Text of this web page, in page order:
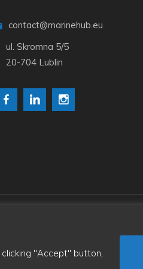
contact@marinehub.eu
ul. Skromna 5/5
20-704 Lublin
"Accept" button,